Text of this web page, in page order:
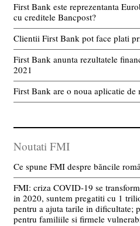
First Bank este reprezentanta
cu creditele Bancpost?
Clientii First Bank pot face plati
First Bank anunta rezultatele
2021
First Bank are o noua aplicatie
Noutati FMI
Ce spune FMI despre băncile
FMI: criza COVID-19 se
in 2020, suntem pregatiti cu 1
pentru a ajuta tarile in dificultate;
pentru familiile si firmele